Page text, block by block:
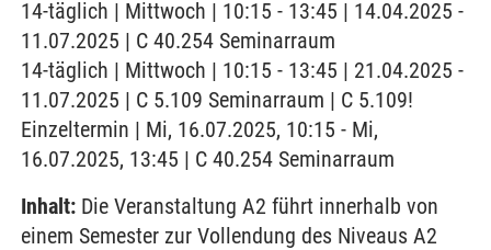
14-täglich | Mittwoch | 10:15 - 13:45 | 14.04.2025 -
11.07.2025 | C 40.254 Seminarraum
14-täglich | Mittwoch | 10:15 - 13:45 | 21.04.2025 -
11.07.2025 | C 5.109 Seminarraum | C 5.109!
Einzeltermin | Mi, 16.07.2025, 10:15 - Mi,
16.07.2025, 13:45 | C 40.254 Seminarraum
Inhalt: Die Veranstaltung A2 führt innerhalb von
einem Semester zur Vollendung des Niveaus A2